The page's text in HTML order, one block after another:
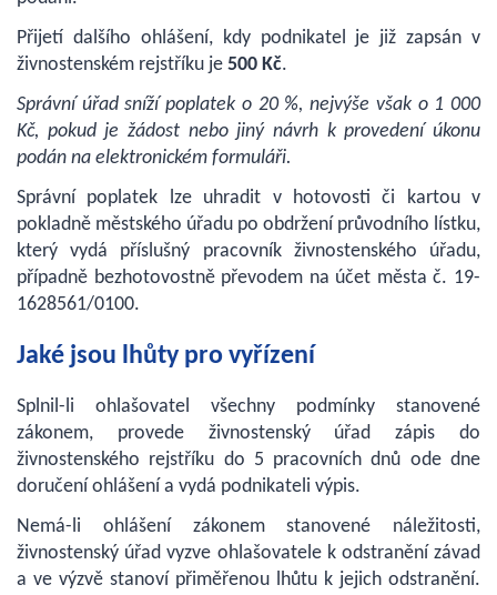
Přijetí dalšího ohlášení, kdy podnikatel je již zapsán v
živnostenském rejstříku je 500 Kč.
Správní úřad sníží poplatek o 20 %, nejvýše však o 1 000
Kč, pokud je žádost nebo jiný návrh k provedení úkonu
podán na elektronickém formuláři.
Správní poplatek lze uhradit v hotovosti či kartou v
pokladně městského úřadu po obdržení průvodního lístku,
který vydá příslušný pracovník živnostenského úřadu,
případně bezhotovostně převodem na účet města č. 19-
1628561/0100.
Jaké jsou lhůty pro vyřízení
Splnil-li ohlašovatel všechny podmínky stanovené
zákonem, provede živnostenský úřad zápis do
živnostenského rejstříku do 5 pracovních dnů ode dne
doručení ohlášení a vydá podnikateli výpis.
Nemá-li ohlášení zákonem stanovené náležitosti,
živnostenský úřad vyzve ohlašovatele k odstranění závad
a ve výzvě stanoví přiměřenou lhůtu k jejich odstranění.